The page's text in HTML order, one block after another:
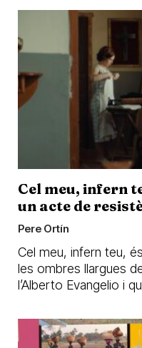
Cel meu, infern
un acte de
Pere Ortín
Cel meu, infern teu,
les ombres llargues
l’Alberto Evangelio i